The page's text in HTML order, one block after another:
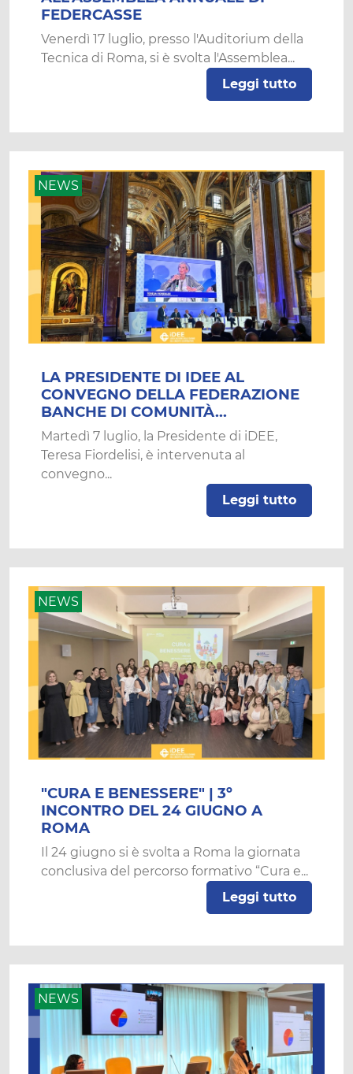
FEDERCASSE
Venerdì 17 luglio, presso l'Auditorium della
Tecnica di Roma, si è svolta l'Assemblea...
Leggi tutto
NEWS
LA PRESIDENTE DI IDEE AL
CONVEGNO DELLA FEDERAZIONE
BANCHE DI COMUNITÀ...
Martedì 7 luglio, la Presidente di iDEE,
Teresa Fiordelisi, è intervenuta al
convegno...
Leggi tutto
NEWS
"CURA E BENESSERE" | 3º
INCONTRO DEL 24 GIUGNO A
ROMA
Il 24 giugno si è svolta a Roma la giornata
conclusiva del percorso formativo “Cura e...
Leggi tutto
NEWS